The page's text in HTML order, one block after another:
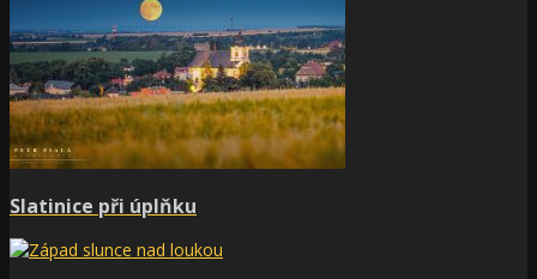
Slatinice při úplňku